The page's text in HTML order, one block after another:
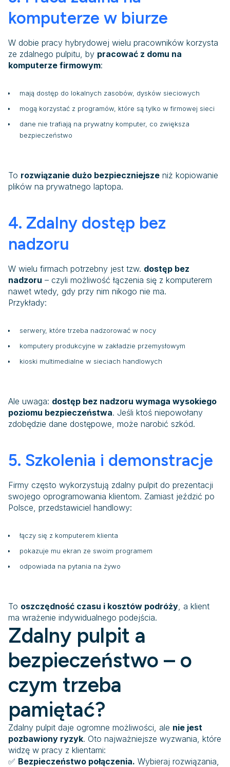
komputerze w biurze
W dobie pracy hybrydowej wielu pracowników korzysta
ze zdalnego pulpitu, by pracować z domu na
komputerze firmowym:
mają dostęp do lokalnych zasobów, dysków sieciowych
mogą korzystać z programów, które są tylko w firmowej sieci
dane nie trafiają na prywatny komputer, co zwiększa
bezpieczeństwo
To rozwiązanie dużo bezpieczniejsze niż kopiowanie
plików na prywatnego laptopa.
4. Zdalny dostęp bez
nadzoru
W wielu firmach potrzebny jest tzw. dostęp bez
nadzoru – czyli możliwość łączenia się z komputerem
nawet wtedy, gdy przy nim nikogo nie ma.
Przykłady:
serwery, które trzeba nadzorować w nocy
komputery produkcyjne w zakładzie przemysłowym
kioski multimedialne w sieciach handlowych
Ale uwaga: dostęp bez nadzoru wymaga wysokiego
poziomu bezpieczeństwa. Jeśli ktoś niepowołany
zdobędzie dane dostępowe, może narobić szkód.
5. Szkolenia i demonstracje
Firmy często wykorzystują zdalny pulpit do prezentacji
swojego oprogramowania klientom. Zamiast jeździć po
Polsce, przedstawiciel handlowy:
łączy się z komputerem klienta
pokazuje mu ekran ze swoim programem
odpowiada na pytania na żywo
To oszczędność czasu i kosztów podróży, a klient
ma wrażenie indywidualnego podejścia.
Zdalny pulpit a
bezpieczeństwo – o
czym trzeba
pamiętać?
Zdalny pulpit daje ogromne możliwości, ale nie jest
pozbawiony ryzyk. Oto najważniejsze wyzwania, które
widzę w pracy z klientami:
✅ Bezpieczeństwo połączenia. Wybieraj rozwiązania,